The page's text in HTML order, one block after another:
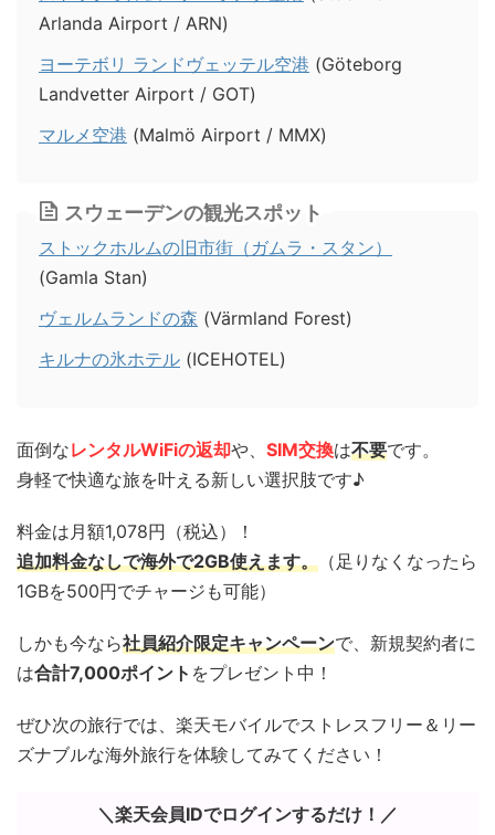
Arlanda Airport / ARN)
ヨーテボリ ランドヴェッテル空港 (Göteborg
Landvetter Airport / GOT)
マルメ空港 (Malmö Airport / MMX)
スウェーデンの観光スポット
ストックホルムの旧市街（ガムラ・スタン）
(Gamla Stan)
ヴェルムランドの森 (Värmland Forest)
キルナの氷ホテル (ICEHOTEL)
面倒なレンタルWiFiの返却や、 SIM交換は不要です。
身軽で快適な旅を叶える新しい選択肢です♪
料金は月額1,078円（税込）！
追加料金なしで海外で2GB使えます。 （足りなくなったら
1GBを500円でチャージも可能）
しかも今なら社員紹介限定キャンペーンで、新規契約者に
は合計7,000ポイント をプレゼント中！
ぜひ次の旅行では、楽天モバイルでストレスフリー＆リー
ズナブルな海外旅行を体験してみてください！
＼楽天会員IDでログインするだけ！／